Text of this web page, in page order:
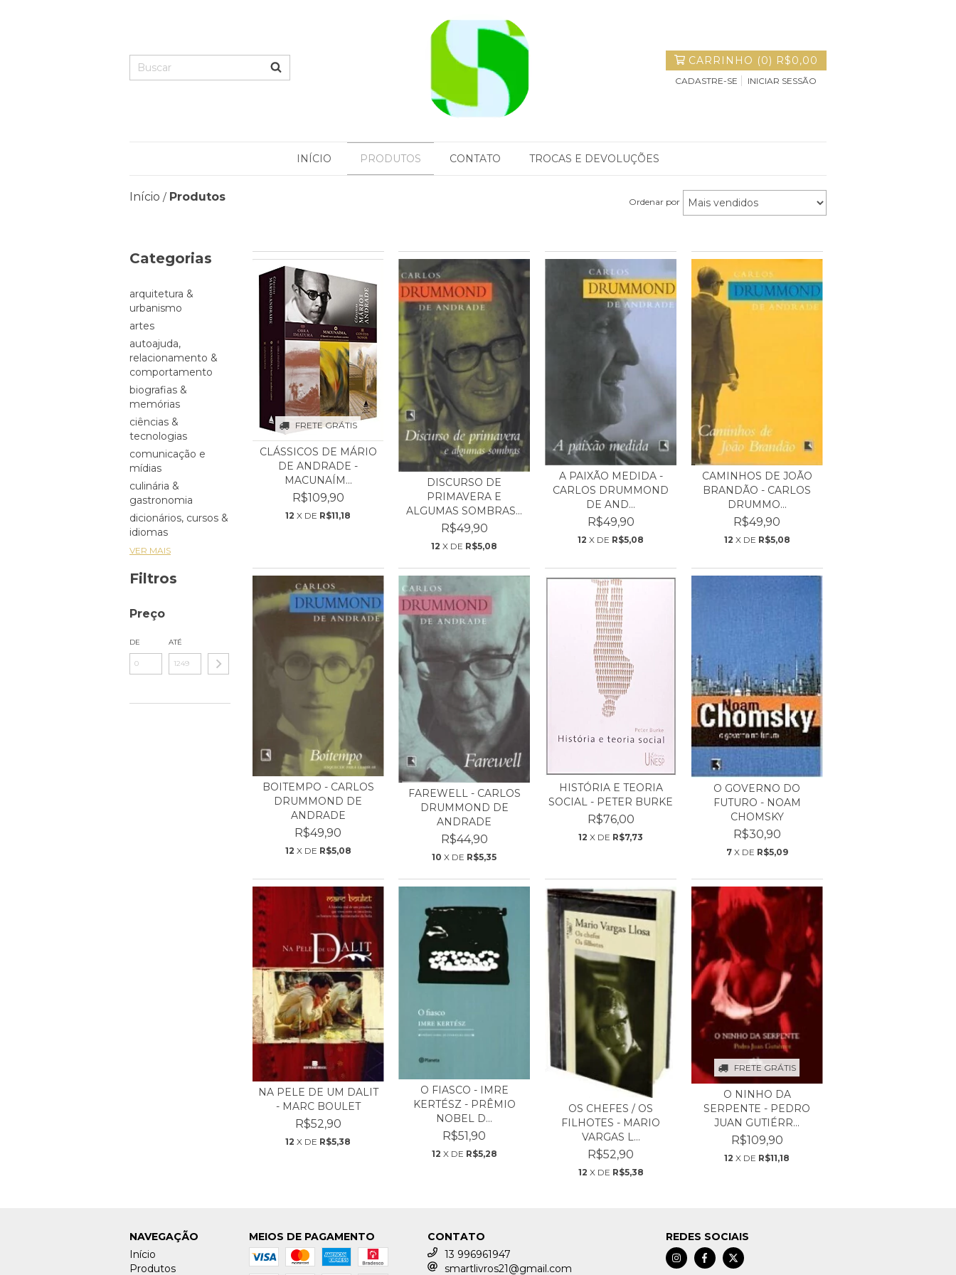
CARRINHO (0) R$0,00
CADASTRE-SE INICIAR SESSÃO
INÍCIO PRODUTOS CONTATO TROCAS E DEVOLUÇÕES
Início / Produtos Ordenar por
Categorias
arquitetura &
urbanismo
artes
autoajuda,
relacionamento &
comportamento
biografias &
memórias
ciências &
tecnologias
comunicação e
mídias
culinária &
gastronomia
dicionários, cursos &
idiomas
VER MAIS
Filtros
Preço
DE ATÉ
FRETE GRÁTIS
CLÁSSICOS DE MÁRIO
DE ANDRADE -
MACUNAÍM...
R$109,90
12 X DE R$11,18
DISCURSO DE
PRIMAVERA E
ALGUMAS SOMBRAS...
R$49,90
12 X DE R$5,08
A PAIXÃO MEDIDA -
CARLOS DRUMMOND
DE AND...
R$49,90
12 X DE R$5,08
CAMINHOS DE JOÃO
BRANDÃO - CARLOS
DRUMMO...
R$49,90
12 X DE R$5,08
BOITEMPO - CARLOS
DRUMMOND DE
ANDRADE
R$49,90
12 X DE R$5,08
FAREWELL - CARLOS
DRUMMOND DE
ANDRADE
R$44,90
10 X DE R$5,35
HISTÓRIA E TEORIA
SOCIAL - PETER BURKE
R$76,00
12 X DE R$7,73
O GOVERNO DO
FUTURO - NOAM
CHOMSKY
R$30,90
7 X DE R$5,09
NA PELE DE UM DALIT
- MARC BOULET
R$52,90
12 X DE R$5,38
O FIASCO - IMRE
KERTÉSZ - PRÊMIO
NOBEL D...
R$51,90
12 X DE R$5,28
OS CHEFES / OS
FILHOTES - MARIO
VARGAS L...
R$52,90
12 X DE R$5,38
FRETE GRÁTIS
O NINHO DA
SERPENTE - PEDRO
JUAN GUTIÉRR...
R$109,90
12 X DE R$11,18
NAVEGAÇÃO
Início
Produtos
MEIOS DE PAGAMENTO
CONTATO
13 996961947
smartlivros21@gmail.com
REDES SOCIAIS